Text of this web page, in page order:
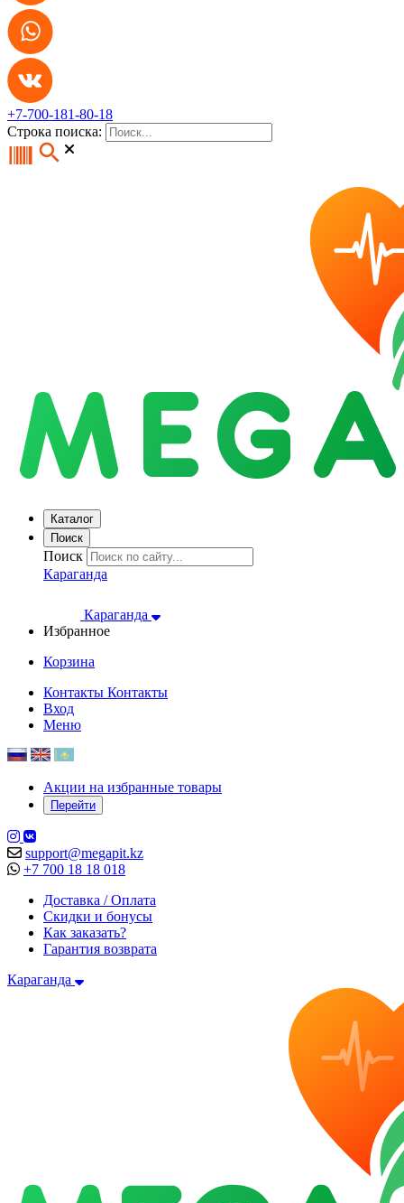
+7-700-181-80-18
Строка поиска:
Каталог
Поиск
Поиск
Караганда
Караганда
Избранное
Корзина
Контакты Контакты
Вход
Меню
Акции на избранные товары
Перейти
support@megapit.kz
+7 700 18 18 018
Доставка / Оплата
Скидки и бонусы
Как заказать?
Гарантия возврата
Караганда